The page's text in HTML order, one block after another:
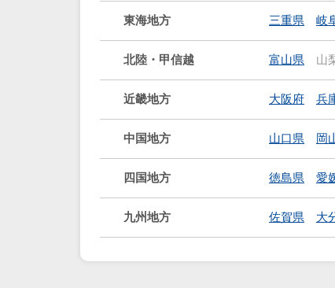
東海地方 三重県 岐
北陸・甲信越 富山県 山
近畿地方 大阪府 兵
中国地方 山口県 岡
四国地方 徳島県 愛
九州地方 佐賀県 大